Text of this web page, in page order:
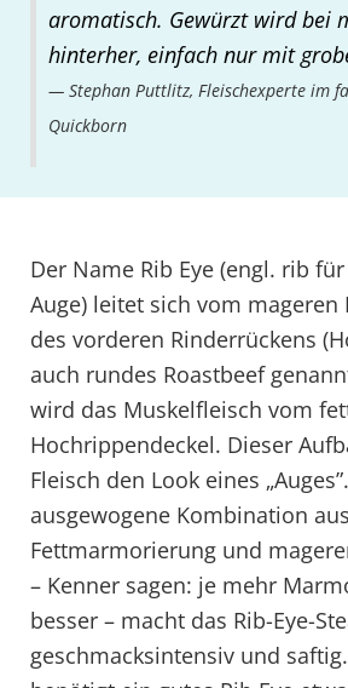
aromatisch. Gewürzt wird bei
hinterher, einfach nur mit
Stephan Puttlitz, Fleischexperte im
Quickborn
Der Name Rib Eye (engl. rib
Auge) leitet sich vom mageren
des vorderen Rinderrückens
auch rundes Roastbeef
wird das Muskelfleisch vom
Hochrippendeckel. Dieser
Fleisch den Look eines
ausgewogene Kombination aus
Fettmarmorierung und
– Kenner sagen: je mehr
besser – macht das Rib-Eye-
geschmacksintensiv und